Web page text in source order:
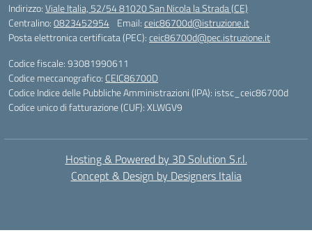
Indirizzo:Viale Italia, 52/54 81020 San Nicola la Strada (CE)
Centralino:0823452954 Email:ceic86700d@istruzione.it
Posta elettronica certificata (PEC):ceic86700d@pec.istruzione.it
Codice fiscale: 93081990611
Codice meccanografico: CEIC86700D
Codice Indice delle Pubbliche Amministrazioni (IPA): istsc_ceic86700d
Codice unico di fatturazione (CUF): XLWGV9
Hosting & Powered by 3D Solution S.r.l.
Concept & Design by Designers Italia